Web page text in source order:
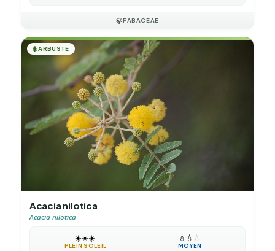
🍃FABACEAE
🌲ARBUSTE
Acacia nilotica
Acacia nilotica
☀️☀️☀️
PLEIN SOLEIL
💧 💧 💧
MOYEN